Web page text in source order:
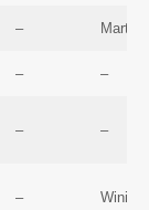
– Martin
– –
– –
–